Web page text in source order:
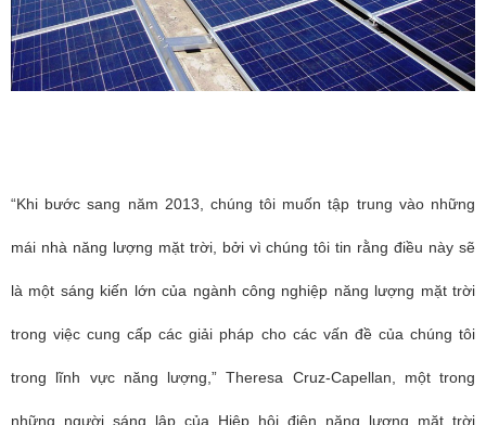
“Khi bước sang năm 2013, chúng tôi muốn tập trung vào những
mái nhà năng lượng mặt trời, bởi vì chúng tôi tin rằng điều này sẽ
là một sáng kiến ​​lớn của ngành công nghiệp năng lượng mặt trời
trong việc cung cấp các giải pháp cho các vấn đề của chúng tôi
trong lĩnh vực năng lượng,” Theresa Cruz-Capellan, một trong
những người sáng lập của Hiệp hội điện năng lượng mặt trời